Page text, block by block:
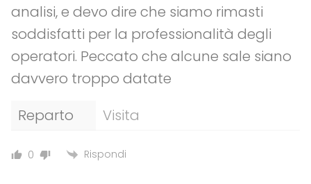
analisi, e devo dire che siamo rimasti
soddisfatti per la professionalità degli
operatori. Peccato che alcune sale siano
davvero troppo datate
Reparto
Visita
0 Rispondi